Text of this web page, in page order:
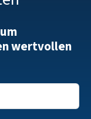
wertvollen